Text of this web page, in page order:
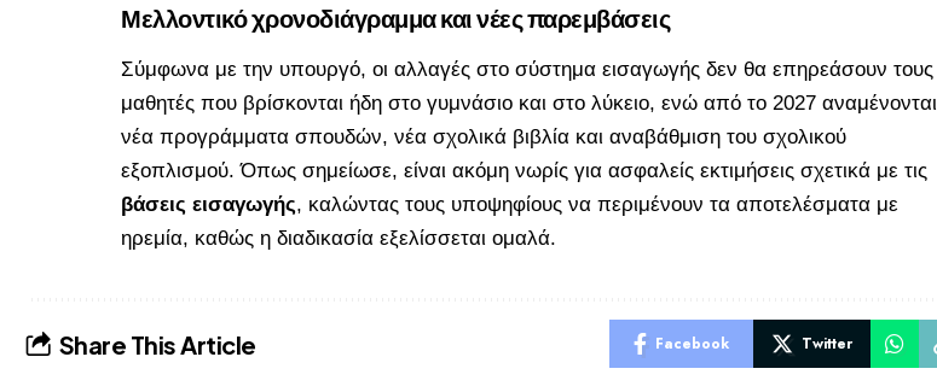
Μελλοντικό χρονοδιάγραμμα και νέες παρεμβάσεις
Σύμφωνα με την υπουργό, οι αλλαγές στο σύστημα εισαγωγής δεν θα επηρεάσουν τους
μαθητές που βρίσκονται ήδη στο γυμνάσιο και στο λύκειο, ενώ από το 2027 αναμένονται
νέα προγράμματα σπουδών, νέα σχολικά βιβλία και αναβάθμιση του σχολικού
εξοπλισμού. Όπως σημείωσε, είναι ακόμη νωρίς για ασφαλείς εκτιμήσεις σχετικά με τις
βάσεις εισαγωγής, καλώντας τους υποψηφίους να περιμένουν τα αποτελέσματα με
ηρεμία, καθώς η διαδικασία εξελίσσεται ομαλά.
Share This Article Facebook Twitter